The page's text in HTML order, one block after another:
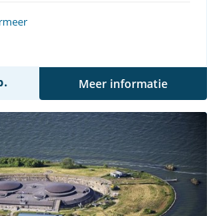
Meer informatie